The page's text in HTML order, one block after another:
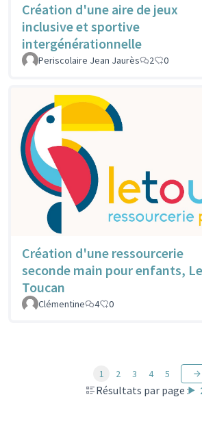
Création d'une aire de jeux
inclusive et sportive
intergénérationnelle
Periscolaire Jean Jaurès 2 0
Création d'une ressourcerie
seconde main pour enfants, Le
Toucan
Clémentine 4 0
Résultats par page :
1 2 3 4 5